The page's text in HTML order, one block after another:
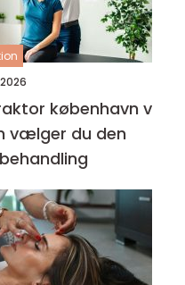
københavn v
vælger du den